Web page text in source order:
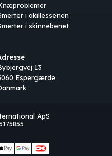
i akillessenen
i skinnebenet
13
Espergærde
ApS